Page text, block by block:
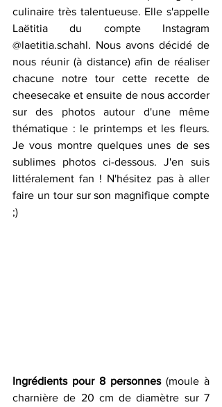
culinaire très talentueuse. Elle s'appelle
Laëtitia du compte Instagram
@laetitia.schahl. Nous avons décidé de
nous réunir (à distance) afin de réaliser
chacune notre tour cette recette de
cheesecake et ensuite de nous accorder
sur des photos autour d'une même
thématique : le printemps et les fleurs.
Je vous montre quelques unes de ses
sublimes photos ci-dessous. J'en suis
littéralement fan ! N'hésitez pas à aller
faire un tour sur son magnifique compte
;)
Ingrédients pour 8 personnes (moule à
charnière de 20 cm de diamètre sur 7